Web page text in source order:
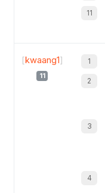
[kwaang1]
11